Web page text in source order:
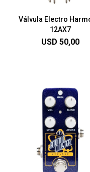
Válvula Electro
12AX7
USD 50,00